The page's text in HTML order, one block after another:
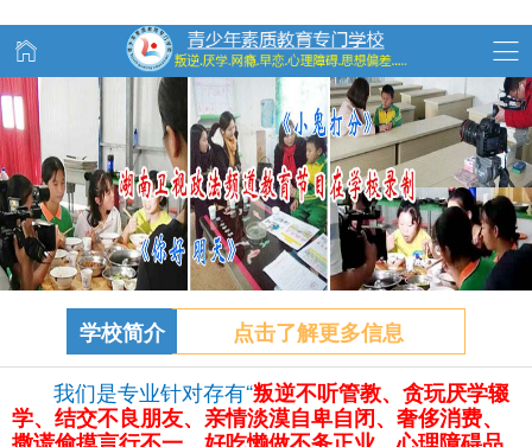
学校简介
点击了解更多信息
我们是专业针对存有“叛逆不听管教、 贪玩厌学辍
学、结交不良朋友、亲情淡漠自卑自闭、奢侈消费、